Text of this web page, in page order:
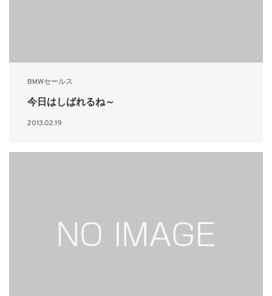
BMWセールス
今日はしばれるね～
2013.02.19